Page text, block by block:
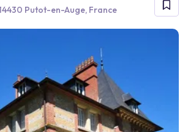
Putot-en-Auge, France